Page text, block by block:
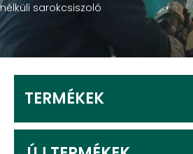
nélküli sarokcsiszoló
TERMÉKEK